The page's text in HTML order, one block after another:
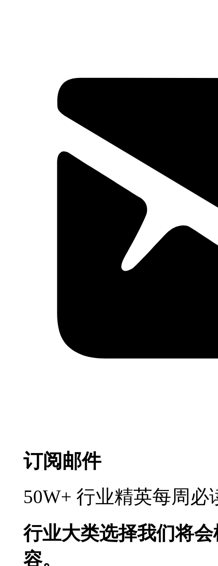
订阅邮件
50W+ 行业精英每周
行业大类选择我们将
容。